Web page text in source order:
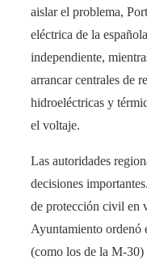
aislar el problema,
eléctrica de la
independiente,
arrancar centrales de
hidroeléctricas y
el voltaje​.
Las autoridades
decisiones
de protección civil en
Ayuntamiento ordenó
(como los de la M-